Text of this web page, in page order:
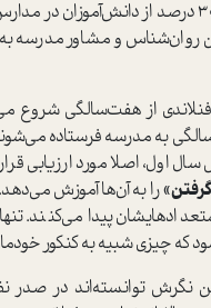
روان‌شناس و مشاور مدرسه
از هفت‌سالگی شروع
اول، اصلا مورد ارزیابی
را به آن‌ها آموزش
که چیزی شبیه به کنکور
نگرش توانسته‌اند در صدر